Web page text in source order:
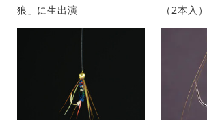
狼」に生出演
（2本入）